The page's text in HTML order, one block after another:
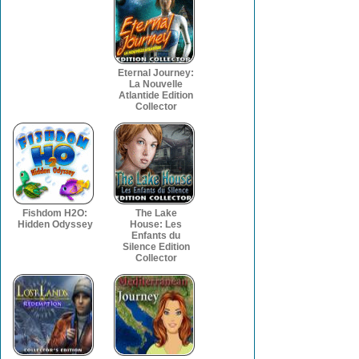
Eternal Journey:
La Nouvelle
Atlantide Edition
Collector
Fishdom H2O:
Hidden Odyssey
The Lake
House: Les
Enfants du
Silence Edition
Collector